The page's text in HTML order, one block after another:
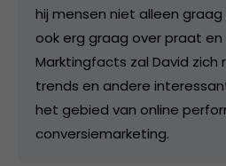
hij mensen niet alleen
ook erg graag over praat en
Marktingfacts zal David zich
trends en andere
het gebied van online
conversiemarketing.